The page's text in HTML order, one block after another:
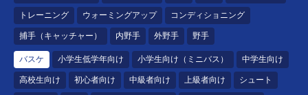
トレーニング ウォーミングアップ コンディショニング
捕手（キャッチャー） 内野手 外野手 野手
バスケ 小学生低学年向け 小学生向け（ミニバス） 中学生向け
高校生向け 初心者向け 中級者向け 上級者向け シュート